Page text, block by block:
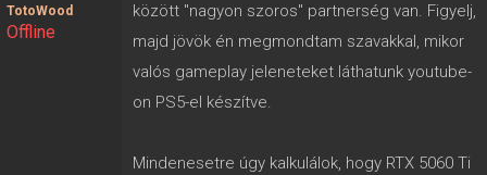
TotoWood
Offline
között "nagyon szoros" partnerség van. Figyelj,
majd jövök én megmondtam szavakkal, mikor
valós gameplay jeleneteket láthatunk youtube-
on PS5-el készítve.
Mindenesetre úgy kalkulálok, hogy RTX 5060 Ti